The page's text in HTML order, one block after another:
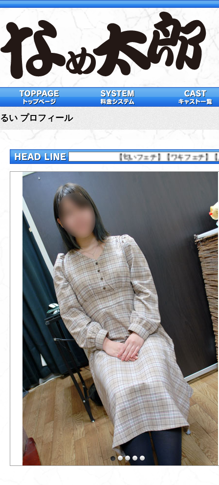
るい プロフィール
【匂いフェチ】【ワキフェチ】【足フ